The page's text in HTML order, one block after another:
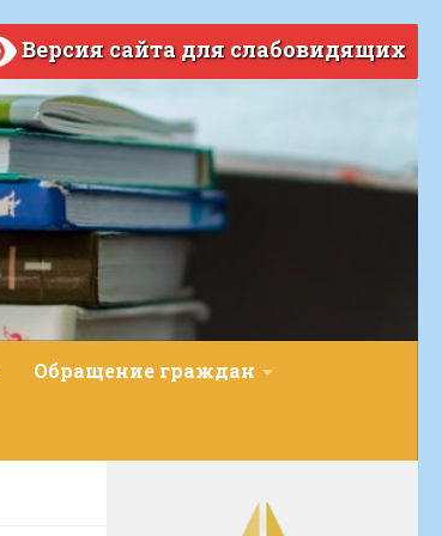
Версия сайта для слабовидящих
Обращение граждан